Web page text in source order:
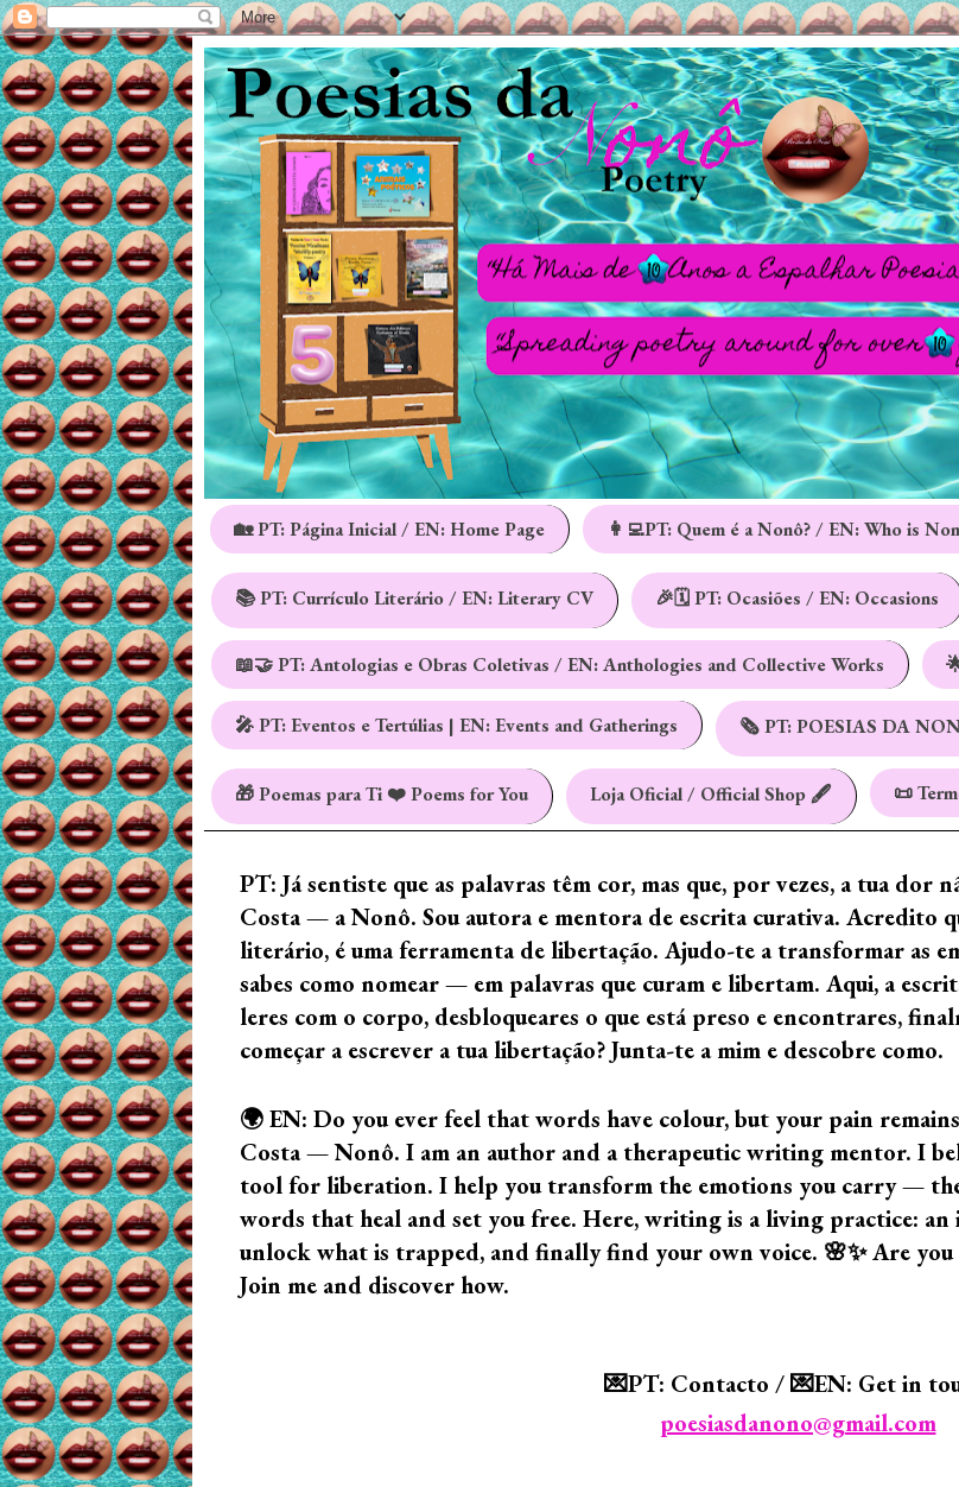
🏡 PT: Página Inicial / EN: Home Page 👩‍💻PT: Quem é a Nonô? / EN: Who is
📚 PT: Currículo Literário / EN: Literary CV 🎉🗓️ PT: Ocasiões / EN: Occasions
📖🤝 PT: Antologias e Obras Coletivas / EN: Anthologies and Collective Works
🎤 PT: Eventos e Tertúlias | EN: Events and Gatherings 🗞️ PT: POESIAS DA
🎁 Poemas para Ti ❤️ Poems for You Loja Oficial / Official Shop 🖋️ 📜
PT: Já sentiste que as palavras têm cor, mas que, por vezes, a tua dor
Costa — a Nonô. Sou autora e mentora de escrita curativa. Acredito
literário, é uma ferramenta de libertação. Ajudo-te a transformar as
sabes como nomear — em palavras que curam e libertam. Aqui, a
leres com o corpo, desbloqueares o que está preso e encontrares,
começar a escrever a tua libertação? Junta-te a mim e descobre como.
🌍 EN: Do you ever feel that words have colour, but your pain
Costa — Nonô. I am an author and a therapeutic writing mentor. I
tool for liberation. I help you transform the emotions you carry —
words that heal and set you free. Here, writing is a living practice:
unlock what is trapped, and finally find your own voice. 🌸✨ Are
Join me and discover how.
💌PT: Contacto / 💌EN: Get in
poesiasdanono@gmail.com